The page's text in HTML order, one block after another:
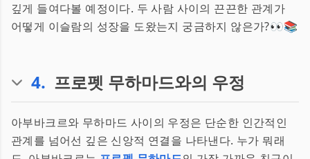
깊게 들여다볼 예정이다. 두 사람 사이의 끈끈한 관계가
어떻게 이슬람의 성장을 도왔는지 궁금하지 않은가?👀📚
4. 프로펫 무하마드와의 우정
아부바크르와 무하마드 사이의 우정은 단순한 인간적인
관계를 넘어선 깊은 신앙적 연결을 나타낸다. 누가 뭐래